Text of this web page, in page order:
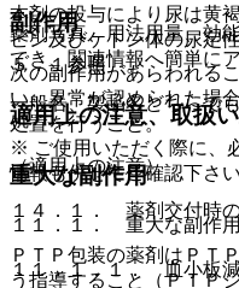
本剤の投与により尿は黄
ビン及びケトン体の尿定
５．１参照〕。
適用上の注意、取扱
（適用上の注意）
１４．１． 薬剤交付時
ＰＴＰ包装の薬剤はＰＴ
う指導すること（ＰＴＰ
副作用
次の副作用があらわれる
い、異常が認められた場
処置を行うこと。
重大な副作用
１１．１． 重大な副作用
１１．１．１． 血小板
薬剤写真、用法用量、効
でき、関連情報へ簡単に
一般名、製品名どちらで
※ ご使用いただく際に、
情報も併せてご確認下さい